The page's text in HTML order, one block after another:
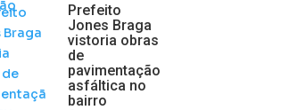
Prefeito
Jones Braga
vistoria obras
de
pavimentação
asfáltica no
bairro